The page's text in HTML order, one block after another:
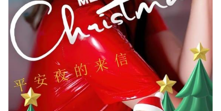
布丁大法 – N8琉璃果冻 [40P3V-964MB] 2022-12-29